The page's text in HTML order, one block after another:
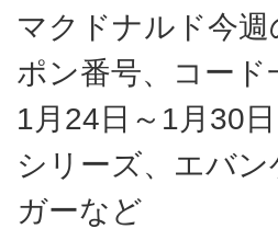
マクドナルド今
ポン番号、コード
1月24日～1月30
シリーズ、エバ
ガーなど